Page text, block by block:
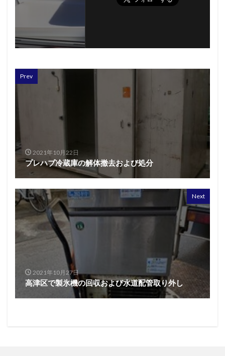
Prev
2021年10月22日
プレハブ冷蔵庫の解体撤去および処分
Next
2021年10月27日
高津区で製氷機の回収および水道配管取り外し